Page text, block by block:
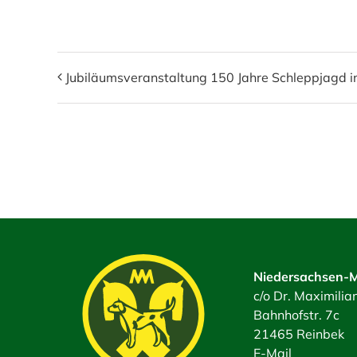
Jubiläumsveranstaltung 150 Jahre Schleppjagd
Niedersachsen-
c/o Dr.
Bahnhofstr. 7c
21465 Reinbek
E-Mail